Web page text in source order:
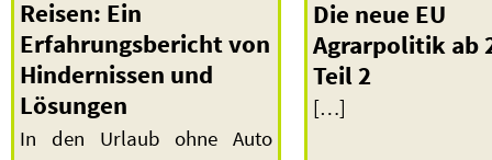
Reisen: Ein
Erfahrungsbericht von
Hindernissen und
Lösungen
In den Urlaub ohne Auto
Die neue EU
Agrarpolitik ab
Teil 2
[…]